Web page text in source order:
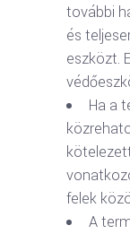
további
és
eszközt.
Ha a
felek
A